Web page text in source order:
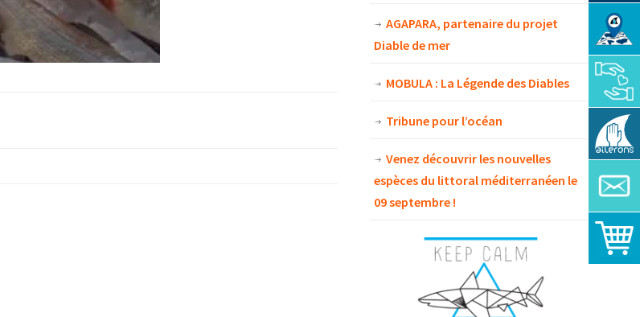
AGAPARA, partenaire du projet
Diable de mer
MOBULA : La Légende des Diables
Tribune pour l’océan
Venez découvrir les nouvelles
espèces du littoral méditerranéen le
09 septembre !